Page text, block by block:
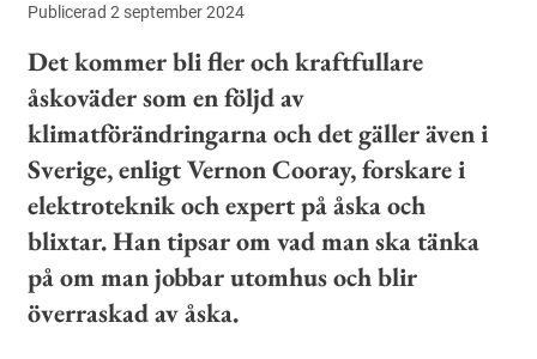
Publicerad 2 september 2024
Det kommer bli fler och kraftfullare
åskoväder som en följd av
klimatförändringarna och det gäller även i
Sverige, enligt Vernon Cooray, forskare i
elektroteknik och expert på åska och
blixtar. Han tipsar om vad man ska tänka
på om man jobbar utomhus och blir
överraskad av åska.